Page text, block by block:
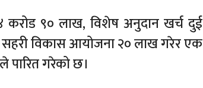
करोड ९० लाख, विशेष अनुदान खर्च दुई
सहरी विकास आयोजना २० लाख गरेर एक
पारित गरेको छ।